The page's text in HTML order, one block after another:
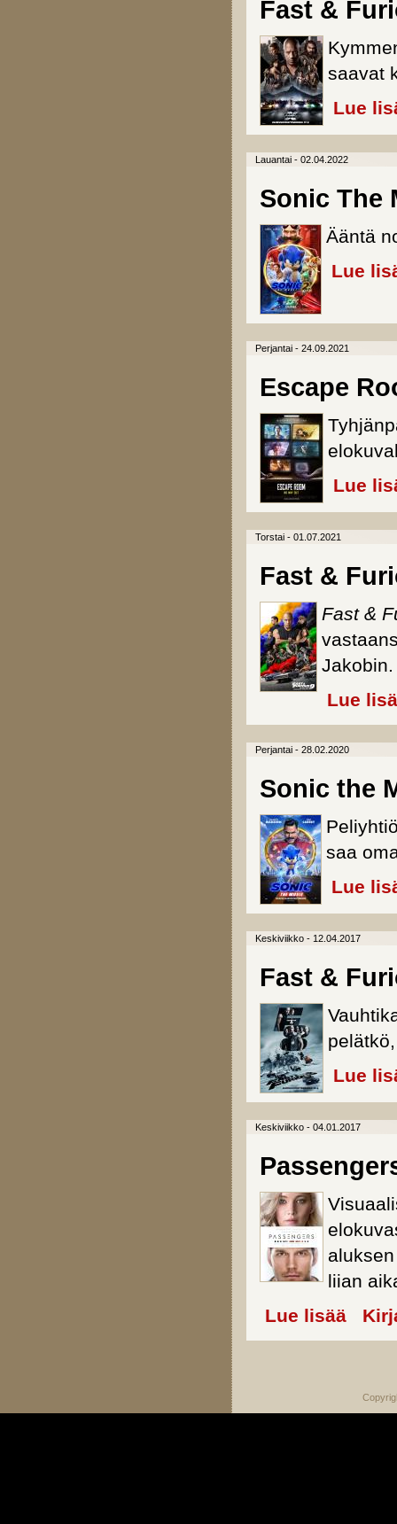
Fast &
saavat
Lue
Lauantai - 02.04.2022
Sonic The
Ääntä
Lue
Perjantai - 24.09.2021
Escape
Lue
Torstai - 01.07.2021
Fast &
Fast &
Jakobin.
Lue
Perjantai - 28.02.2020
Sonic the
saa
Lue
Keskiviikko - 12.04.2017
Fast &
Lue
Keskiviikko - 04.01.2017
liian
Lue lisää about